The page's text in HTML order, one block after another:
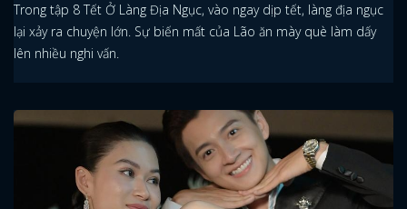
Trong tập 8 Tết Ở Làng Địa Ngục, vào ngay dịp tết, làng địa ngục
lại xảy ra chuyện lớn. Sự biến mất của Lão ăn mày què làm dấy
lên nhiều nghi vấn.